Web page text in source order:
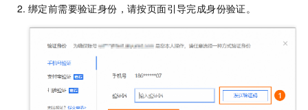
绑定前需要验证身份，请按页面引导完成身份验证。